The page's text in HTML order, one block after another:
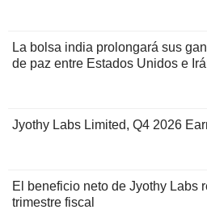
La bolsa india prolongará sus
de paz entre Estados Unidos e
Jyothy Labs Limited, Q4 2026
El beneficio neto de Jyothy Labs
trimestre fiscal